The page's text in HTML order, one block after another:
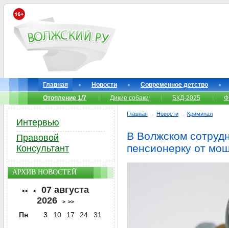
Главная Новости
Современное детство
Отопление 1/7
Дикие собаки БКД-2025
Главная → Новости → Криминал
В Волжском
пенсионерку от
Интервью
Правовой
Консультант
АРХИВ НОВОСТЕЙ
<< <
07 августа
2026
> >>
Пн 3 10 17 24 31